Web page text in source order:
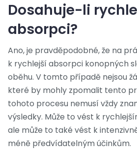
Dosahuje-li
absorpci?
Ano, je pravděpodobné, že na
k rychlejší absorpci konopných
oběhu. V tomto případě nejsou
které by mohly zpomalit tento
tohoto procesu nemusí vždy
výsledky. Může to vést k
ale může to také vést k
méně předvídatelným účinkům.